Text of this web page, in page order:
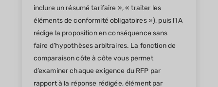
inclure un résumé tarifaire », « traiter les
éléments de conformité obligatoires »), puis l’IA
rédige la proposition en conséquence sans
faire d’hypothèses arbitraires. La fonction de
comparaison côte à côte vous permet
d’examiner chaque exigence du RFP par
rapport à la réponse rédigée, élément par